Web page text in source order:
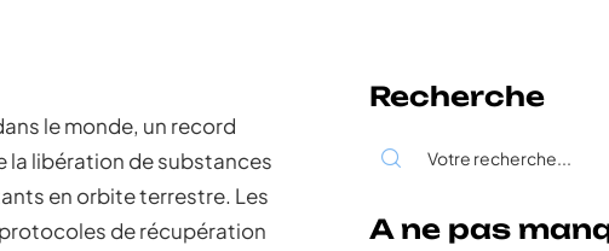
le monde, un record
la libération de substances
en orbite terrestre. Les
de récupération
Recherche
A ne pas